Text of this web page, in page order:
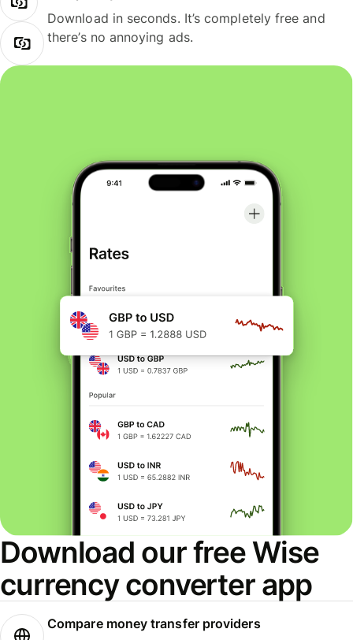
Download in seconds. It’s completely free and
there’s no annoying ads.
Download our free Wise
currency converter app
Compare money transfer providers